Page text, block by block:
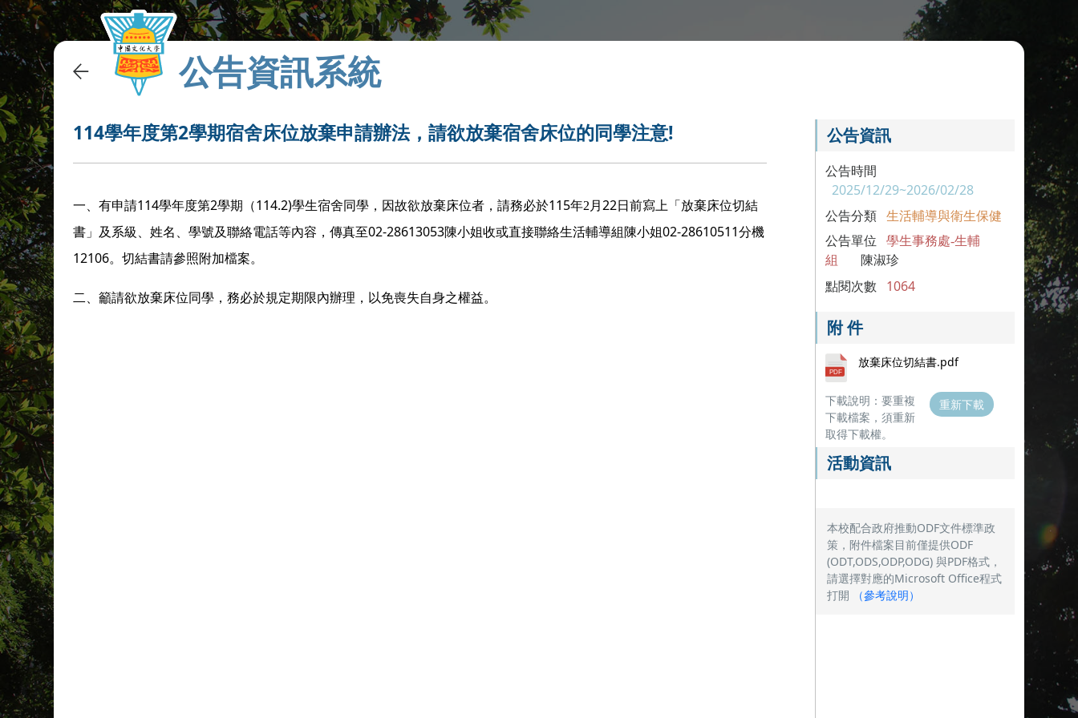
公告資訊系統
114學年度第2學期宿舍床位放棄申請辦法，請欲放棄宿舍床位的同學注意!
一、有申請114學年度第2學期（114.2)學生宿舍同學，因故欲放棄床位者，請務必於115年2 月 22日前寫上「放棄床位切結
書」及系級、姓名、學號及聯絡電話等內容，傳真至02-28613053陳小姐收或直接聯絡生活輔導組陳小姐02-28610511分機
12106。切結書請參照附加檔案。
二、籲請欲放棄床位同學，務必於規定期限內辦理，以免喪失自身之權益。
公告資訊
公告時間
2025/12/29~2026/02/28
公告分類 生活輔導與衛生保健
公告單位
學生事務處-生輔
組
陳淑珍
點閱次數 1064
附 件
放棄床位切結書.pdf
下載說明：要重複
下載檔案，須重新
取得下載權。
重新下載
活動資訊
本校配合政府推動ODF文件標準政
策，附件檔案目前僅提供ODF
(ODT,ODS,ODP,ODG) 與PDF格式，
請選擇對應的Microsoft Office程式
打開
（參考說明）